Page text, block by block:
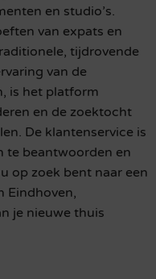
en studio’s.
van expats en
tijdrovende
van de
is het platform
en de zoektocht
De klantenservice is
te beantwoorden en
op zoek bent naar een
Eindhoven,
je nieuwe thuis